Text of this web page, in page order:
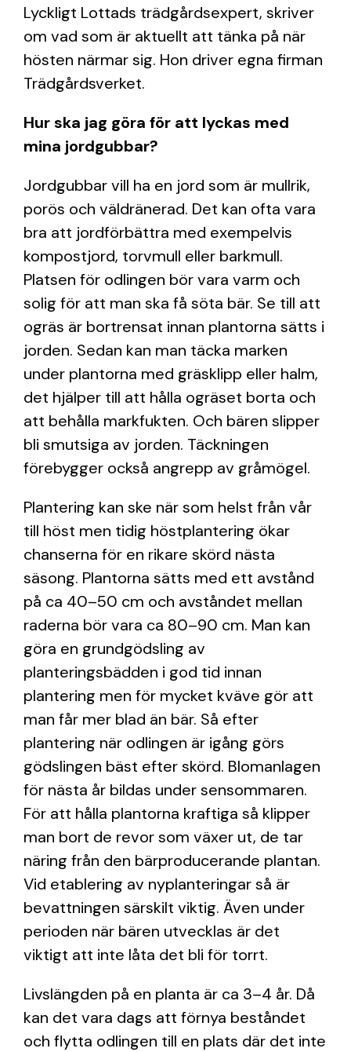
Lyckligt Lottads trädgårdsexpert, skriver
om vad som är aktuellt att tänka på när
hösten närmar sig. Hon driver egna firman
Trädgårdsverket.
Hur ska jag göra för att lyckas med
mina jordgubbar?
Jordgubbar vill ha en jord som är mullrik,
porös och väldränerad. Det kan ofta vara
bra att jordförbättra med exempelvis
kompostjord, torvmull eller barkmull.
Platsen för odlingen bör vara varm och
solig för att man ska få söta bär. Se till att
ogräs är bortrensat innan plantorna sätts i
jorden. Sedan kan man täcka marken
under plantorna med gräsklipp eller halm,
det hjälper till att hålla ogräset borta och
att behålla markfukten. Och bären slipper
bli smutsiga av jorden. Täckningen
förebygger också angrepp av gråmögel.
Plantering kan ske när som helst från vår
till höst men tidig höstplantering ökar
chanserna för en rikare skörd nästa
säsong. Plantorna sätts med ett avstånd
på ca 40–50 cm och avståndet mellan
raderna bör vara ca 80–90 cm. Man kan
göra en grundgödsling av
planteringsbädden i god tid innan
plantering men för mycket kväve gör att
man får mer blad än bär. Så efter
plantering när odlingen är igång görs
gödslingen bäst efter skörd. Blomanlagen
för nästa år bildas under sensommaren.
För att hålla plantorna kraftiga så klipper
man bort de revor som växer ut, de tar
näring från den bärproducerande plantan.
Vid etablering av nyplanteringar så är
bevattningen särskilt viktig. Även under
perioden när bären utvecklas är det
viktigt att inte låta det bli för torrt.
Livslängden på en planta är ca 3–4 år. Då
kan det vara dags att förnya beståndet
och flytta odlingen till en plats där det inte